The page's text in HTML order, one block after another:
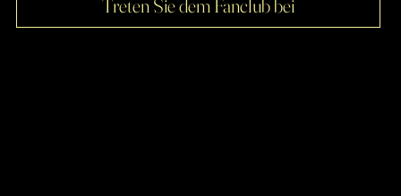
Treten Sie dem Fanclub bei